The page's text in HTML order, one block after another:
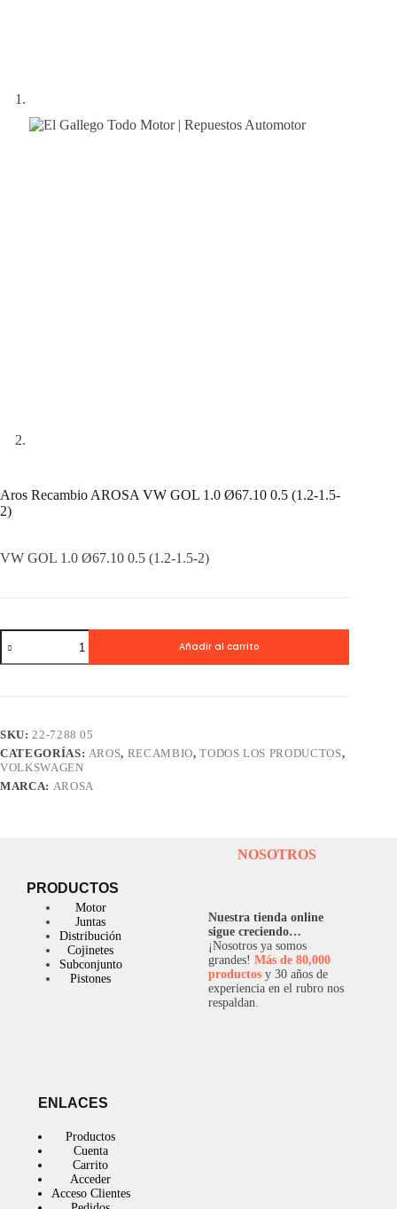
Aros Recambio AROSA VW GOL 1.0 Ø67.10 0.5 (1.2-1.5-
2)
VW GOL 1.0 Ø67.10 0.5 (1.2-1.5-2)
Aros
Recambio
AROSA
0.5
(1.2-
1.5-
2)
Añadir al carrito
SKU:22-7288 05
CATEGORÍAS: AROS, RECAMBIO,TODOS LOS PRODUCTOS,
VOLKSWAGEN
MARCA: AROSA
PRODUCTOS
Motor
Juntas
Distribución
Cojinetes
Subconjunto
Pistones
NOSOTROS
Nuestra tienda online
sigue creciendo…
¡Nosotros ya somos
grandes!Más de 80,000
productos y 30 años de
experiencia en el rubro nos
respaldan.
ENLACES
Productos
Cuenta
Carrito
Acceder
Acceso Clientes